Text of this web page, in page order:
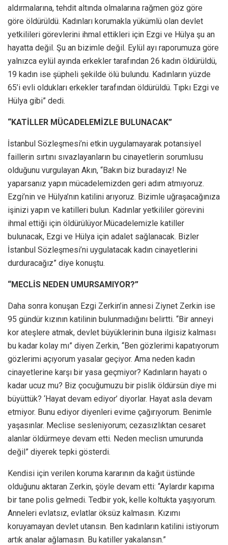
aldırmalarına, tehdit altında olmalarına rağmen göz göre
göre öldürüldü. Kadınları korumakla yükümlü olan devlet
yetkilileri görevlerini ihmal ettikleri için Ezgi ve Hülya şu an
hayatta değil. Şu an bizimle değil. Eylül ayı raporumuza göre
yalnızca eylül ayında erkekler tarafından 26 kadın öldürüldü,
19 kadın ise şüpheli şekilde ölü bulundu. Kadınların yüzde
65’i evli oldukları erkekler tarafından öldürüldü. Tıpkı Ezgi ve
Hülya gibi” dedi.
“KATİLLER MÜCADELEMİZLE BULUNACAK”
İstanbul Sözleşmesi’ni etkin uygulamayarak potansiyel
faillerin sırtını sıvazlayanların bu cinayetlerin sorumlusu
olduğunu vurgulayan Akın, “Bakın biz buradayız! Ne
yaparsanız yapın mücadelemizden geri adım atmıyoruz.
Ezgi’nin ve Hülya’nın katilini arıyoruz. Bizimle uğraşacağınıza
işinizi yapın ve katilleri bulun. Kadınlar yetkililer görevini
ihmal ettiği için öldürülüyor.Mücadelemizle katiller
bulunacak, Ezgi ve Hülya için adalet sağlanacak. Bizler
İstanbul Sözleşmesi’ni uygulatacak kadın cinayetlerini
durduracağız” diye konuştu.
“MECLİS NEDEN UMURSAMIYOR?”
Daha sonra konuşan Ezgi Zerkin’in annesi Ziynet Zerkin ise
95 gündür kızının katilinin bulunmadığını belirtti. “Bir anneyi
kor ateşlere atmak, devlet büyüklerinin buna ilgisiz kalması
bu kadar kolay mı” diyen Zerkin, “Ben gözlerimi kapatıyorum
gözlerimi açıyorum yasalar geçiyor. Ama neden kadın
cinayetlerine karşı bir yasa geçmiyor? Kadınların hayatı o
kadar ucuz mu? Biz çocuğumuzu bir pislik öldürsün diye mi
büyüttük? ‘Hayat devam ediyor’ diyorlar. Hayat asla devam
etmiyor. Bunu ediyor diyenleri evime çağırıyorum. Benimle
yaşasınlar. Meclise sesleniyorum; cezasızlıktan cesaret
alanlar öldürmeye devam etti. Neden meclisn umurunda
değil” diyerek tepki gösterdi.
Kendisi için verilen koruma kararının da kağıt üstünde
olduğunu aktaran Zerkin, şöyle devam etti: “Aylardır kapıma
bir tane polis gelmedi. Tedbir yok, kelle koltukta yaşıyorum.
Anneleri evlatsız, evlatlar öksüz kalmasın. Kızımı
koruyamayan devlet utansın. Ben kadınların katilini istiyorum
artık analar ağlamasın. Bu katiller yakalansın.”